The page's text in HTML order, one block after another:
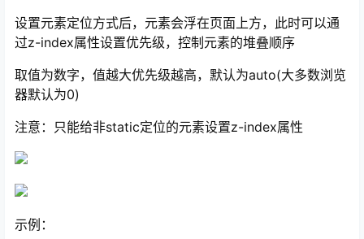
设置元素定位方式后，元素会浮在页面上方，此时可以通
过z-index属性设置优先级，控制元素的堆叠顺序
取值为数字，值越大优先级越高，默认为auto(大多数浏览
器默认为0)
注意：只能给非static定位的元素设置z-index属性
示例：